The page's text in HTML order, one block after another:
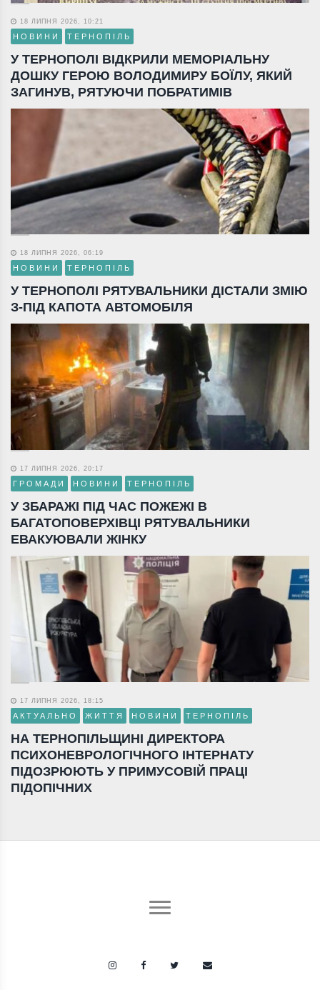
18 ЛИПНЯ 2026, 10:21
НОВИНИ ТЕРНОПІЛЬ
У ТЕРНОПОЛІ ВІДКРИЛИ МЕМОРІАЛЬНУ
ДОШКУ ГЕРОЮ ВОЛОДИМИРУ БОЇЛУ, ЯКИЙ
ЗАГИНУВ, РЯТУЮЧИ ПОБРАТИМІВ
18 ЛИПНЯ 2026, 06:19
НОВИНИ ТЕРНОПІЛЬ
У ТЕРНОПОЛІ РЯТУВАЛЬНИКИ ДІСТАЛИ ЗМІЮ
З-ПІД КАПОТА АВТОМОБІЛЯ
17 ЛИПНЯ 2026, 20:17
ГРОМАДИ НОВИНИ ТЕРНОПІЛЬ
У ЗБАРАЖІ ПІД ЧАС ПОЖЕЖІ В
БАГАТОПОВЕРХІВЦІ РЯТУВАЛЬНИКИ
ЕВАКУЮВАЛИ ЖІНКУ
17 ЛИПНЯ 2026, 18:15
АКТУАЛЬНО ЖИТТЯ НОВИНИ ТЕРНОПІЛЬ
НА ТЕРНОПІЛЬЩИНІ ДИРЕКТОРА
ПСИХОНЕВРОЛОГІЧНОГО ІНТЕРНАТУ
ПІДОЗРЮЮТЬ У ПРИМУСОВІЙ ПРАЦІ
ПІДОПІЧНИХ